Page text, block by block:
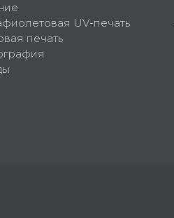
UV-печать
печать